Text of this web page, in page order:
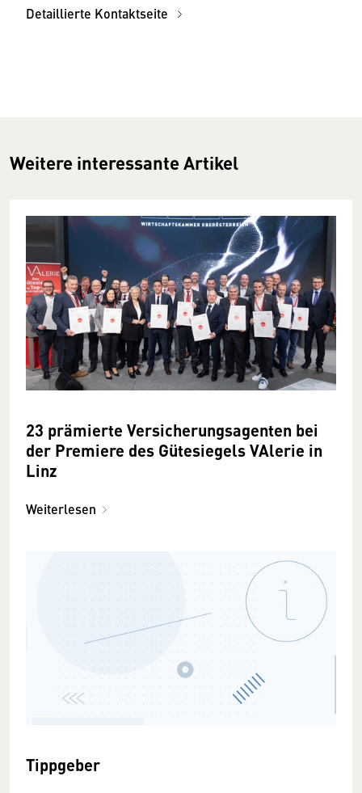
Detaillierte Kontaktseite
Weitere interessante Artikel
23 prämierte Versicherungsagenten bei
der Premiere des Gütesiegels VAlerie in
Linz
Weiterlesen
Tippgeber